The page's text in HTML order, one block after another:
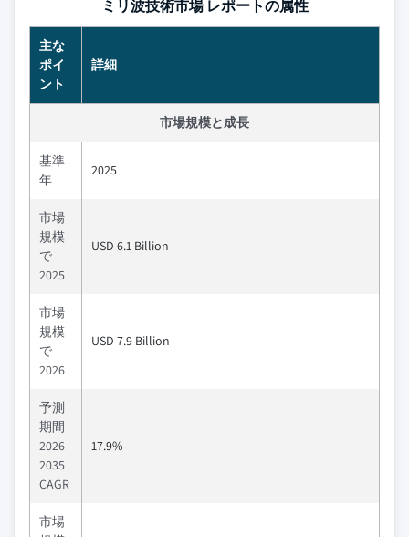
ミリ波技術市場 レポートの属性
主な
ポイ
ント
詳細
市場規模と成長
基準
年
2025
市場
規模
で
2025
USD 6.1 Billion
市場
規模
で
2026
USD 7.9 Billion
予測
期間
2026-
2035
CAGR
17.9%
市場